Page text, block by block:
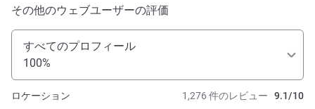
その他のウェブユーザーの評価
すべてのプロフィール
100%
1,276 件のレビュー 9.1/10
ロケーション